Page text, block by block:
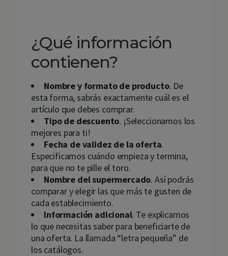
¿Qué información
contienen?
Nombre y formato de producto. De
esta forma, sabrás exactamente cuál es el
artículo que debes comprar.
Tipo de descuento. ¡Seleccionamos los
mejores para ti!
Fecha de validez de la oferta.
Especificamos cuándo empieza y termina,
para que no te pille el toro.
Nombre del supermercado. Así podrás
comparar y elegir las que más te gusten de
cada establecimiento.
Información adicional. Te explicamos
lo que necesitas saber para beneficiarte de
una oferta. La llamada “letra pequeña” de
los catálogos.